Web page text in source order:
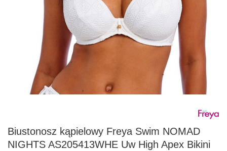
Biustonosz kąpielowy Freya Swim NOMAD
NIGHTS AS205413WHE Uw High Apex Bikini